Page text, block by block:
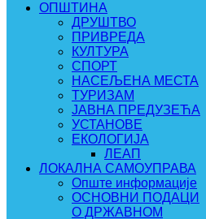
ОПШТИНА
ДРУШТВО
ПРИВРЕДА
КУЛТУРА
СПОРТ
НАСЕЉЕНА МЕСТА
ТУРИЗАМ
ЈАВНА ПРЕДУЗЕЋА
УСТАНОВЕ
ЕКОЛОГИЈА
ЛЕАП
ЛОКАЛНА САМОУПРАВА
Опште информације
ОСНОВНИ ПОДАЦИ
О ДРЖАВНОМ